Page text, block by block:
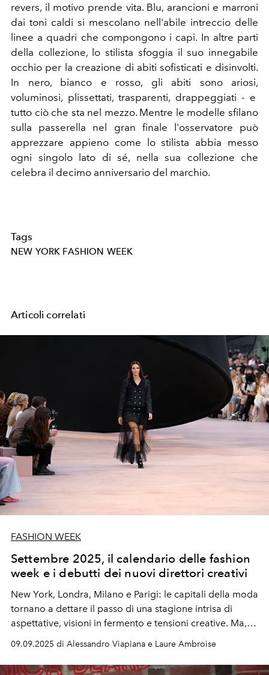
revers, il motivo prende vita. Blu, arancioni e marroni
dai toni caldi si mescolano nell'abile intreccio delle
linee a quadri che compongono i capi. In altre parti
della collezione, lo stilista sfoggia il suo innegabile
occhio per la creazione di abiti sofisticati e disinvolti.
In nero, bianco e rosso, gli abiti sono ariosi,
voluminosi, plissettati, trasparenti, drappeggiati - e
tutto ciò che sta nel mezzo. Mentre le modelle sfilano
sulla passerella nel gran finale l'osservatore può
apprezzare appieno come lo stilista abbia messo
ogni singolo lato di sé, nella sua collezione che
celebra il decimo anniversario del marchio.
Tags
NEW YORK FASHION WEEK
Articoli correlati
FASHION WEEK
Settembre 2025, il calendario delle fashion
week e i debutti dei nuovi direttori creativi
New York, Londra, Milano e Parigi: le capitali della moda
tornano a dettare il passo di una stagione intrisa di
aspettative, visioni in fermento e tensioni creative. Ma,
quest’anno più che mai, il racconto si concentra sui
debutti dei numerosi nuovi direttori creativi.
09.09.2025 di Alessandro Viapiana e Laure Ambroise